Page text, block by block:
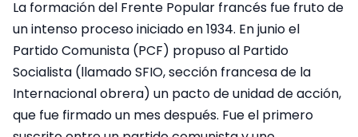
La formación del Frente Popular francés fue fruto de
un intenso proceso iniciado en 1934. En junio el
Partido Comunista (PCF) propuso al Partido
Socialista (llamado SFIO, sección francesa de la
Internacional obrera) un pacto de unidad de acción,
que fue firmado un mes después. Fue el primero